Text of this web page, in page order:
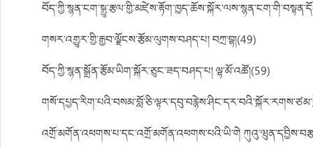
གསར་འགྱུར་གྱི་རྒྱབ་ལྗོངས་རྩོམ་ལུགས་བཤད་པ། བཀྲ་བྷ།(49)
བོད་ཀྱི་སྙན་སྒྲོན་རྩོམ་ཡིག་སྐོར་ཅུང་ཟད་བཤད་པ། ལྷ་མོ་འཚོ།(59)
འགྲོ་མགོན་འཕགས་པ་དང་འགྲོ་མགོན་འཕགས་པའི་ཡི་གེ